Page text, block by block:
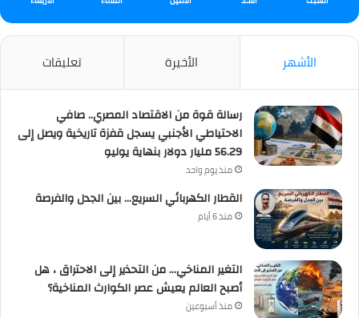
الأشهر الأخيرة تعليقات
رسالة قوة من الاقتصاد المصري.. صافي
الاحتياطي الأجنبي يسجل قفزة تاريخية ويصل إلى
56.29 مليار دولار بنهاية يوليو
منذ يوم واحد
القطار الكهربائي السريع… بين الجدل والفرصة
منذ 6 أيام
التغير المناخي… من التحذير إلى الاحتراق ، هل
أصبح العالم يعيش عصر الكوارث المناخية؟
منذ أسبوعين